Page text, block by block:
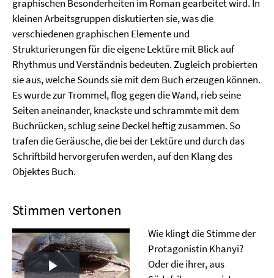
graphischen Besonderheiten im Roman gearbeitet wird. In
kleinen Arbeitsgruppen diskutierten sie, was die
verschiedenen graphischen Elemente und
Strukturierungen für die eigene Lektüre mit Blick auf
Rhythmus und Verständnis bedeuten. Zugleich probierten
sie aus, welche Sounds sie mit dem Buch erzeugen können.
Es wurde zur Trommel, flog gegen die Wand, rieb seine
Seiten aneinander, knackste und schrammte mit dem
Buchrücken, schlug seine Deckel heftig zusammen. So
trafen die Geräusche, die bei der Lektüre und durch das
Schriftbild hervorgerufen werden, auf den Klang des
Objektes Buch.
Stimmen vertonen
Wie klingt die Stimme der
Protagonistin Khanyi?
Oder die ihrer, aus